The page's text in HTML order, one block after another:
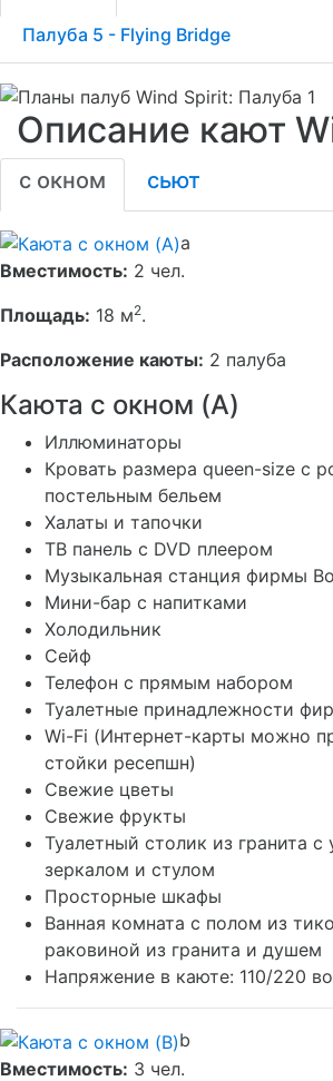
Палуба 5 - Flying Bridge
Описание кают
с окном сьют
a
Вместимость: 2 чел.
Площадь: 18 м2.
Расположение каюты: 2 палуба
Каюта с окном (A)
Иллюминаторы
Кровать размера queen-size с
постельным бельем
Халаты и тапочки
ТВ панель с DVD плеером
Музыкальная станция фирмы
Мини-бар с напитками
Холодильник
Сейф
Телефон с прямым набором
Туалетные принадлежности
Wi-Fi (Интернет-карты можно
стойки ресепшн)
Свежие цветы
Свежие фрукты
Туалетный столик из гранита
зеркалом и стулом
Просторные шкафы
Ванная комната с полом из
раковиной из гранита и душем
Напряжение в каюте: 110/220
b
Вместимость: 3 чел.